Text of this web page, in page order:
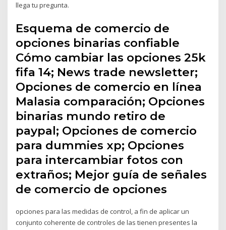
llega tu pregunta.
Esquema de comercio de
opciones binarias confiable
Cómo cambiar las opciones 25k
fifa 14; News trade newsletter;
Opciones de comercio en línea
Malasia comparación; Opciones
binarias mundo retiro de
paypal; Opciones de comercio
para dummies xp; Opciones
para intercambiar fotos con
extraños; Mejor guía de señales
de comercio de opciones
opciones para las medidas de control, a fin de aplicar un
conjunto coherente de controles de las tienen presentes la